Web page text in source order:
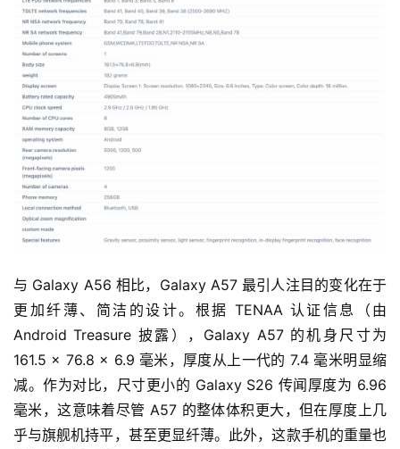
与 Galaxy A56 相比，Galaxy A57 最引人注目的变化在于
更加纤薄、简洁的设计。根据 TENAA 认证信息（由
Android Treasure 披露），Galaxy A57 的机身尺寸为
161.5 × 76.8 × 6.9 毫米，厚度从上一代的 7.4 毫米明显缩
减。作为对比，尺寸更小的 Galaxy S26 传闻厚度为 6.96
毫米，这意味着尽管 A57 的整体体积更大，但在厚度上几
乎与旗舰机持平，甚至更显纤薄。此外，这款手机的重量也